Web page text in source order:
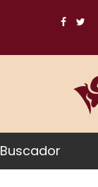
Buscador